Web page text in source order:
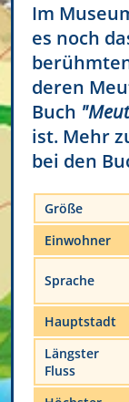
Im
es noch
deren
Buch
ist. Mehr
bei den
Größe
Einwohner
Sprache
Hauptstadt
Längster
Fluss